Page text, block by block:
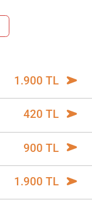
1.900 TL
420 TL
900 TL
1.900 TL